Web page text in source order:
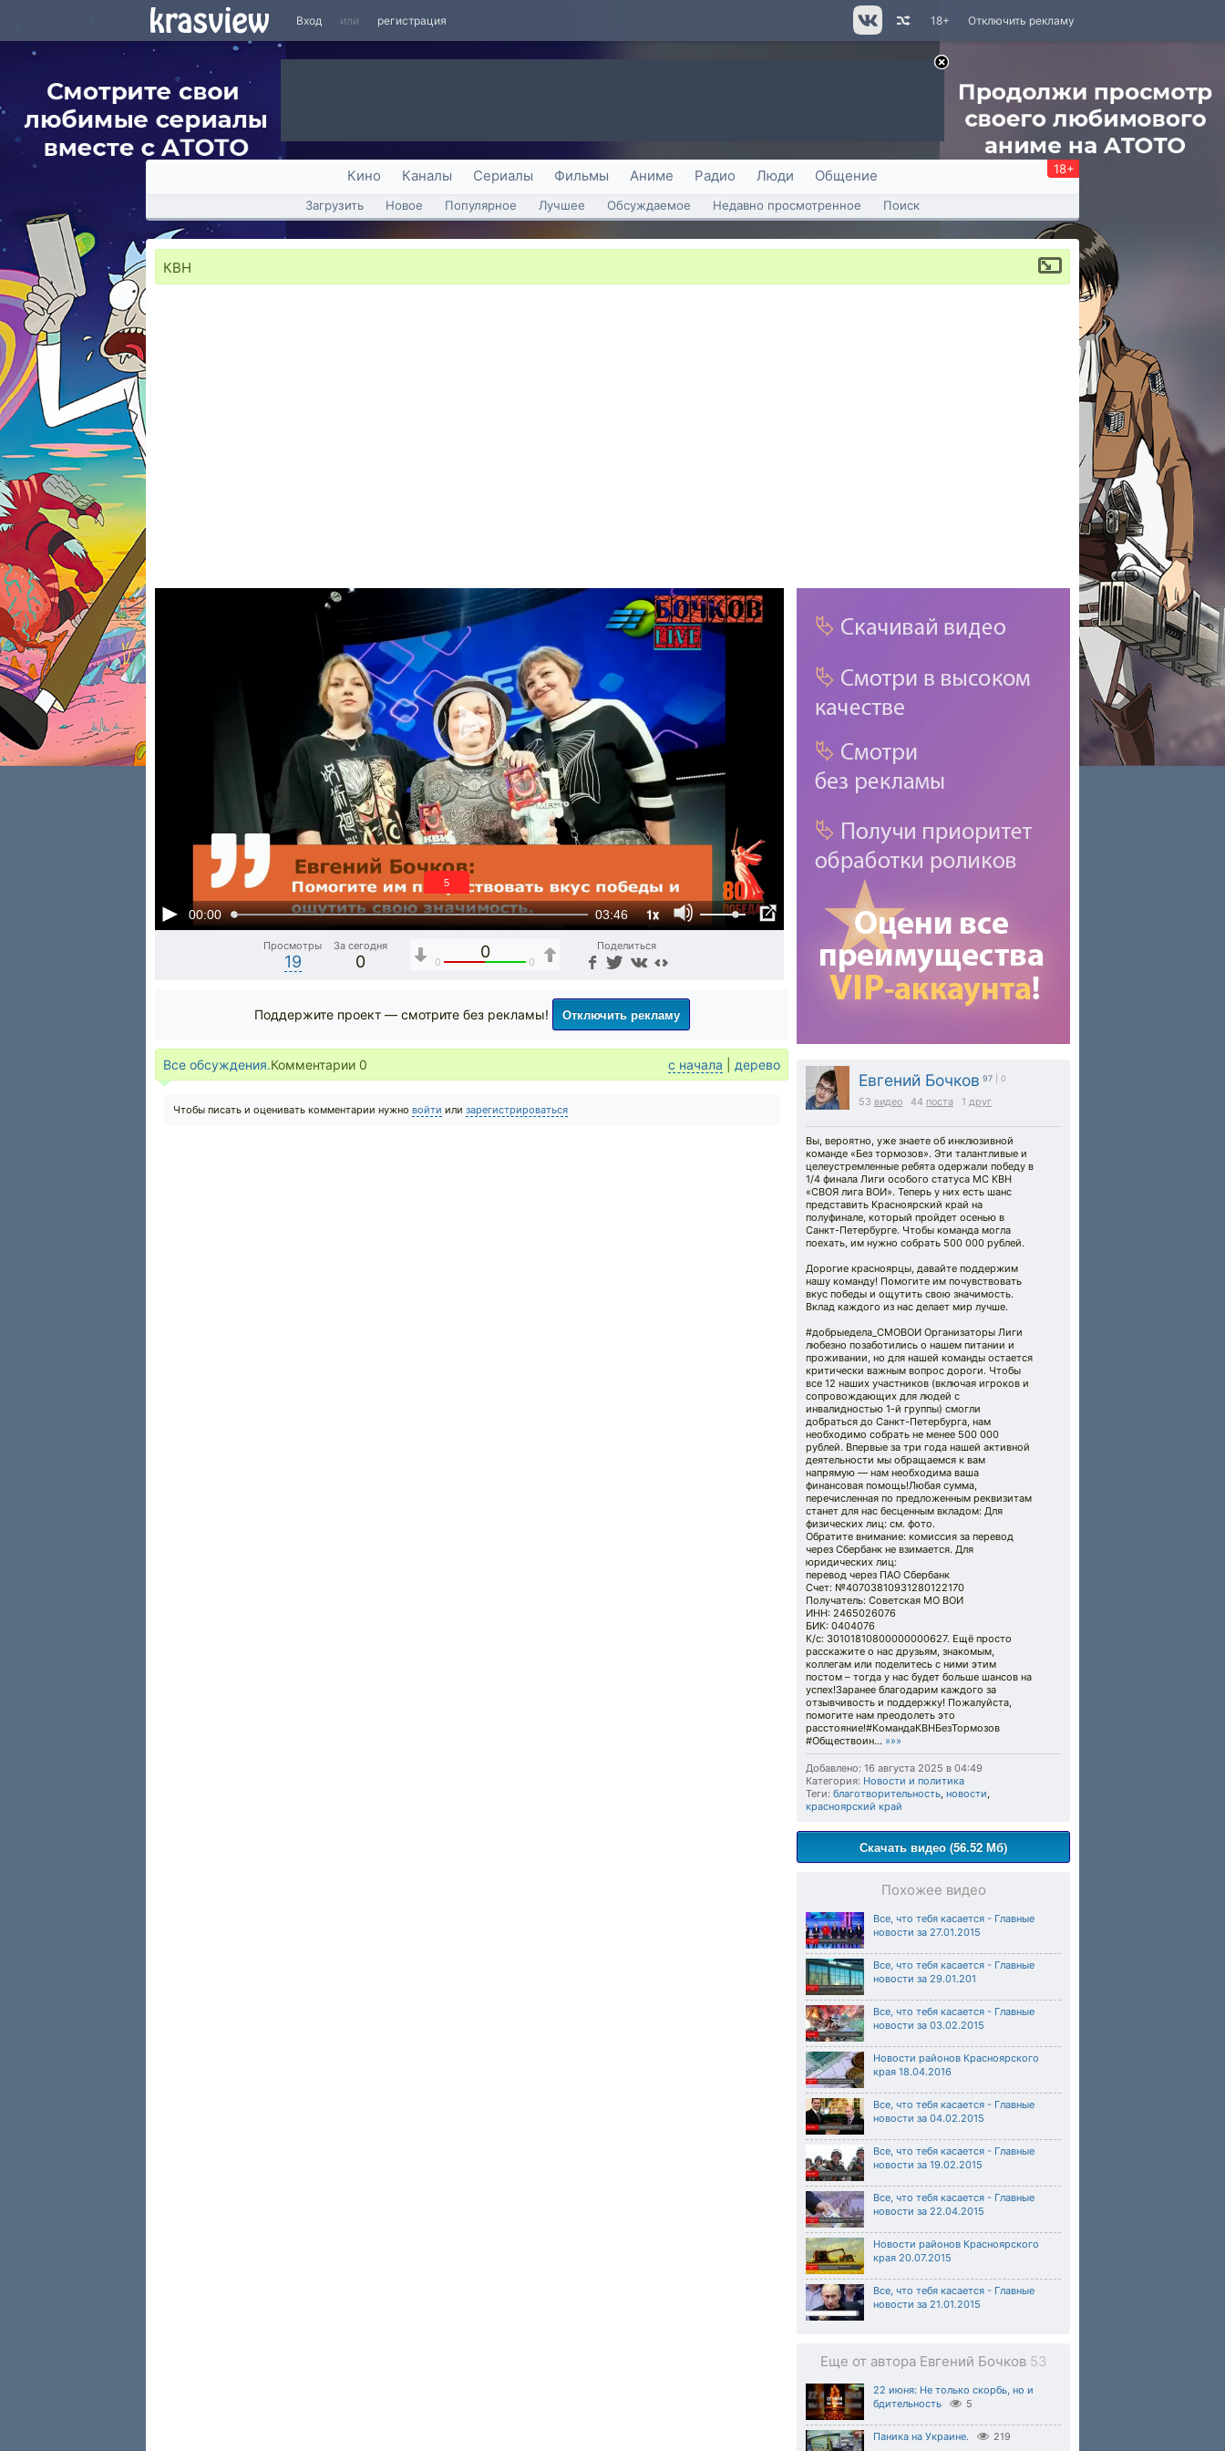
Вход или регистрация Отключить рекламу
18+
Кино Каналы Сериалы Фильмы Аниме Радио Люди Общение 18+
Загрузить Новое Популярное Лучшее Обсуждаемое Недавно просмотренное Поиск
КВН
00:00 03:46 1x
4
Просмотры
19
За сегодня
0
0
0 0
Поделиться
Евгений Бочков 97 | 0
53 видео 44 поста 1 друг
Вы, вероятно, уже знаете об инклюзивной
команде «Без тормозов». Эти талантливые и
целеустремленные ребята одержали победу в
1/4 финала Лиги особого статуса МС КВН
«СВОЯ лига ВОИ». Теперь у них есть шанс
представить Красноярский край на
полуфинале, который пройдет осенью в
Санкт-Петербурге. Чтобы команда могла
поехать, им нужно собрать 500 000 рублей.
Дорогие красноярцы, давайте поддержим
нашу команду! Помогите им почувствовать
вкус победы и ощутить свою значимость.
Вклад каждого из нас делает мир лучше.
#добрыедела_СМОВОИ Организаторы Лиги
любезно позаботились о нашем питании и
проживании, но для нашей команды остается
критически важным вопрос дороги. Чтобы
все 12 наших участников (включая игроков и
сопровождающих для людей с
инвалидностью 1-й группы) смогли
добраться до Санкт-Петербурга, нам
необходимо собрать не менее 500 000
рублей. Впервые за три года нашей активной
деятельности мы обращаемся к вам
напрямую — нам необходима ваша
финансовая помощь!Любая сумма,
перечисленная по предложенным реквизитам
станет для нас бесценным вкладом: Для
физических лиц: см. фото.
Обратите внимание: комиссия за перевод
через Сбербанк не взимается. Для
юридических лиц:
перевод через ПАО Сбербанк
Счет: №40703810931280122170
Получатель: Советская МО ВОИ
ИНН: 2465026076
БИК: 0404076
К/с: 30101810800000000627. Ещё просто
расскажите о нас друзьям, знакомым,
коллегам или поделитесь с ними этим
постом – тогда у нас будет больше шансов на
успех!Заранее благодарим каждого за
отзывчивость и поддержку! Пожалуйста,
помогите нам преодолеть это
расстояние!#КомандаКВНБезТормозов
#Обществоин... »»»
Добавлено: 16 августа 2025 в 04:49
Категория: Новости и политика
Теги: благотворительность, новости,
красноярский край
Скачать видео (56.52 Мб)
Похожее видео
Все, что тебя касается - Главные
новости за 27.01.2015
Все, что тебя касается - Главные
новости за 29.01.201
Все, что тебя касается - Главные
новости за 03.02.2015
Новости районов Красноярского
края 18.04.2016
Все, что тебя касается - Главные
новости за 04.02.2015
Все, что тебя касается - Главные
новости за 19.02.2015
Все, что тебя касается - Главные
новости за 22.04.2015
Новости районов Красноярского
края 20.07.2015
Все, что тебя касается - Главные
новости за 21.01.2015
Еще от автора Евгений Бочков 53
22 июня: Не только скорбь, но и
бдительность
5
Паника на Украине. 219
Поддержите проект — смотрите без рекламы! Отключить рекламу
Все обсуждения.Комментарии 0 с начала дерево
Чтобы писать и оценивать комментарии нужно войти или зарегистрироваться